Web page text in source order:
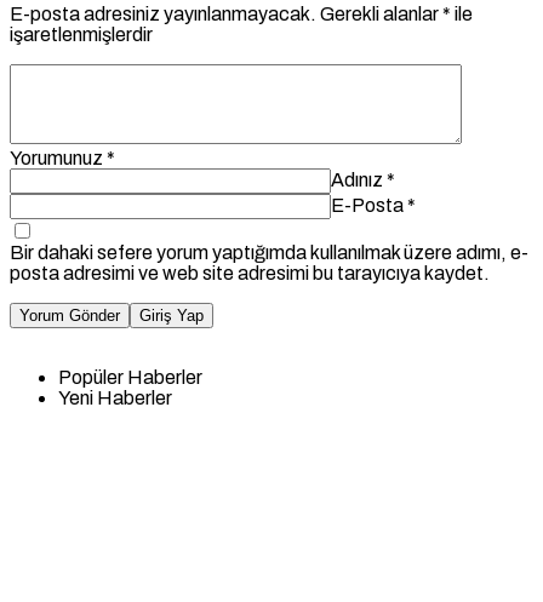
E-posta adresiniz yayınlanmayacak. Gerekli alanlar* ile
işaretlenmişlerdir
Yorumunuz *
Adınız *
E-Posta*
Bir dahaki sefere yorum yaptığımda kullanılmak üzere adımı, e-
posta adresimi ve web site adresimi bu tarayıcıya kaydet.
Yorum Gönder Giriş Yap
Popüler Haberler
Yeni Haberler